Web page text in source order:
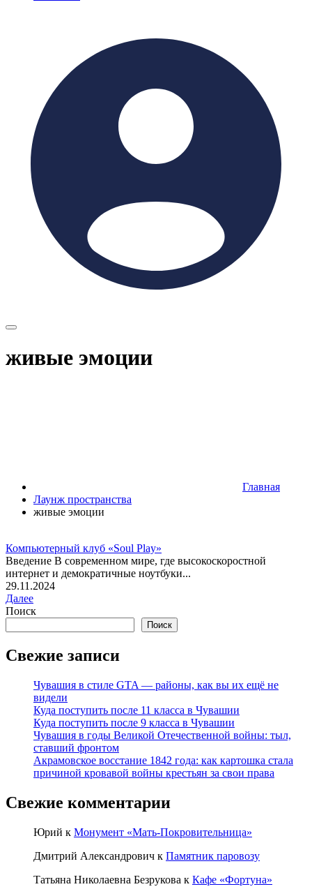
живые эмоции
Главная
Лаунж пространства
живые эмоции
Компьютерный клуб «Soul Play»
Введение В современном мире, где высокоскоростной
интернет и демократичные ноутбуки...
29.11.2024
Далее
Поиск
Поиск
Свежие записи
Чувашия в стиле GTA — районы, как вы их ещё не
видели
Куда поступить после 11 класса в Чувашии
Куда поступить после 9 класса в Чувашии
Чувашия в годы Великой Отечественной войны: тыл,
ставший фронтом
Акрамовское восстание 1842 года: как картошка стала
причиной кровавой войны крестьян за свои права
Свежие комментарии
Юрий к Монумент «Мать-Покровительница»
Дмитрий Александрович к Памятник паровозу
Татьяна Николаевна Безрукова к Кафе «Фортуна»